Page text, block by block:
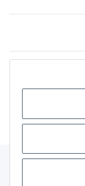
Kategorien